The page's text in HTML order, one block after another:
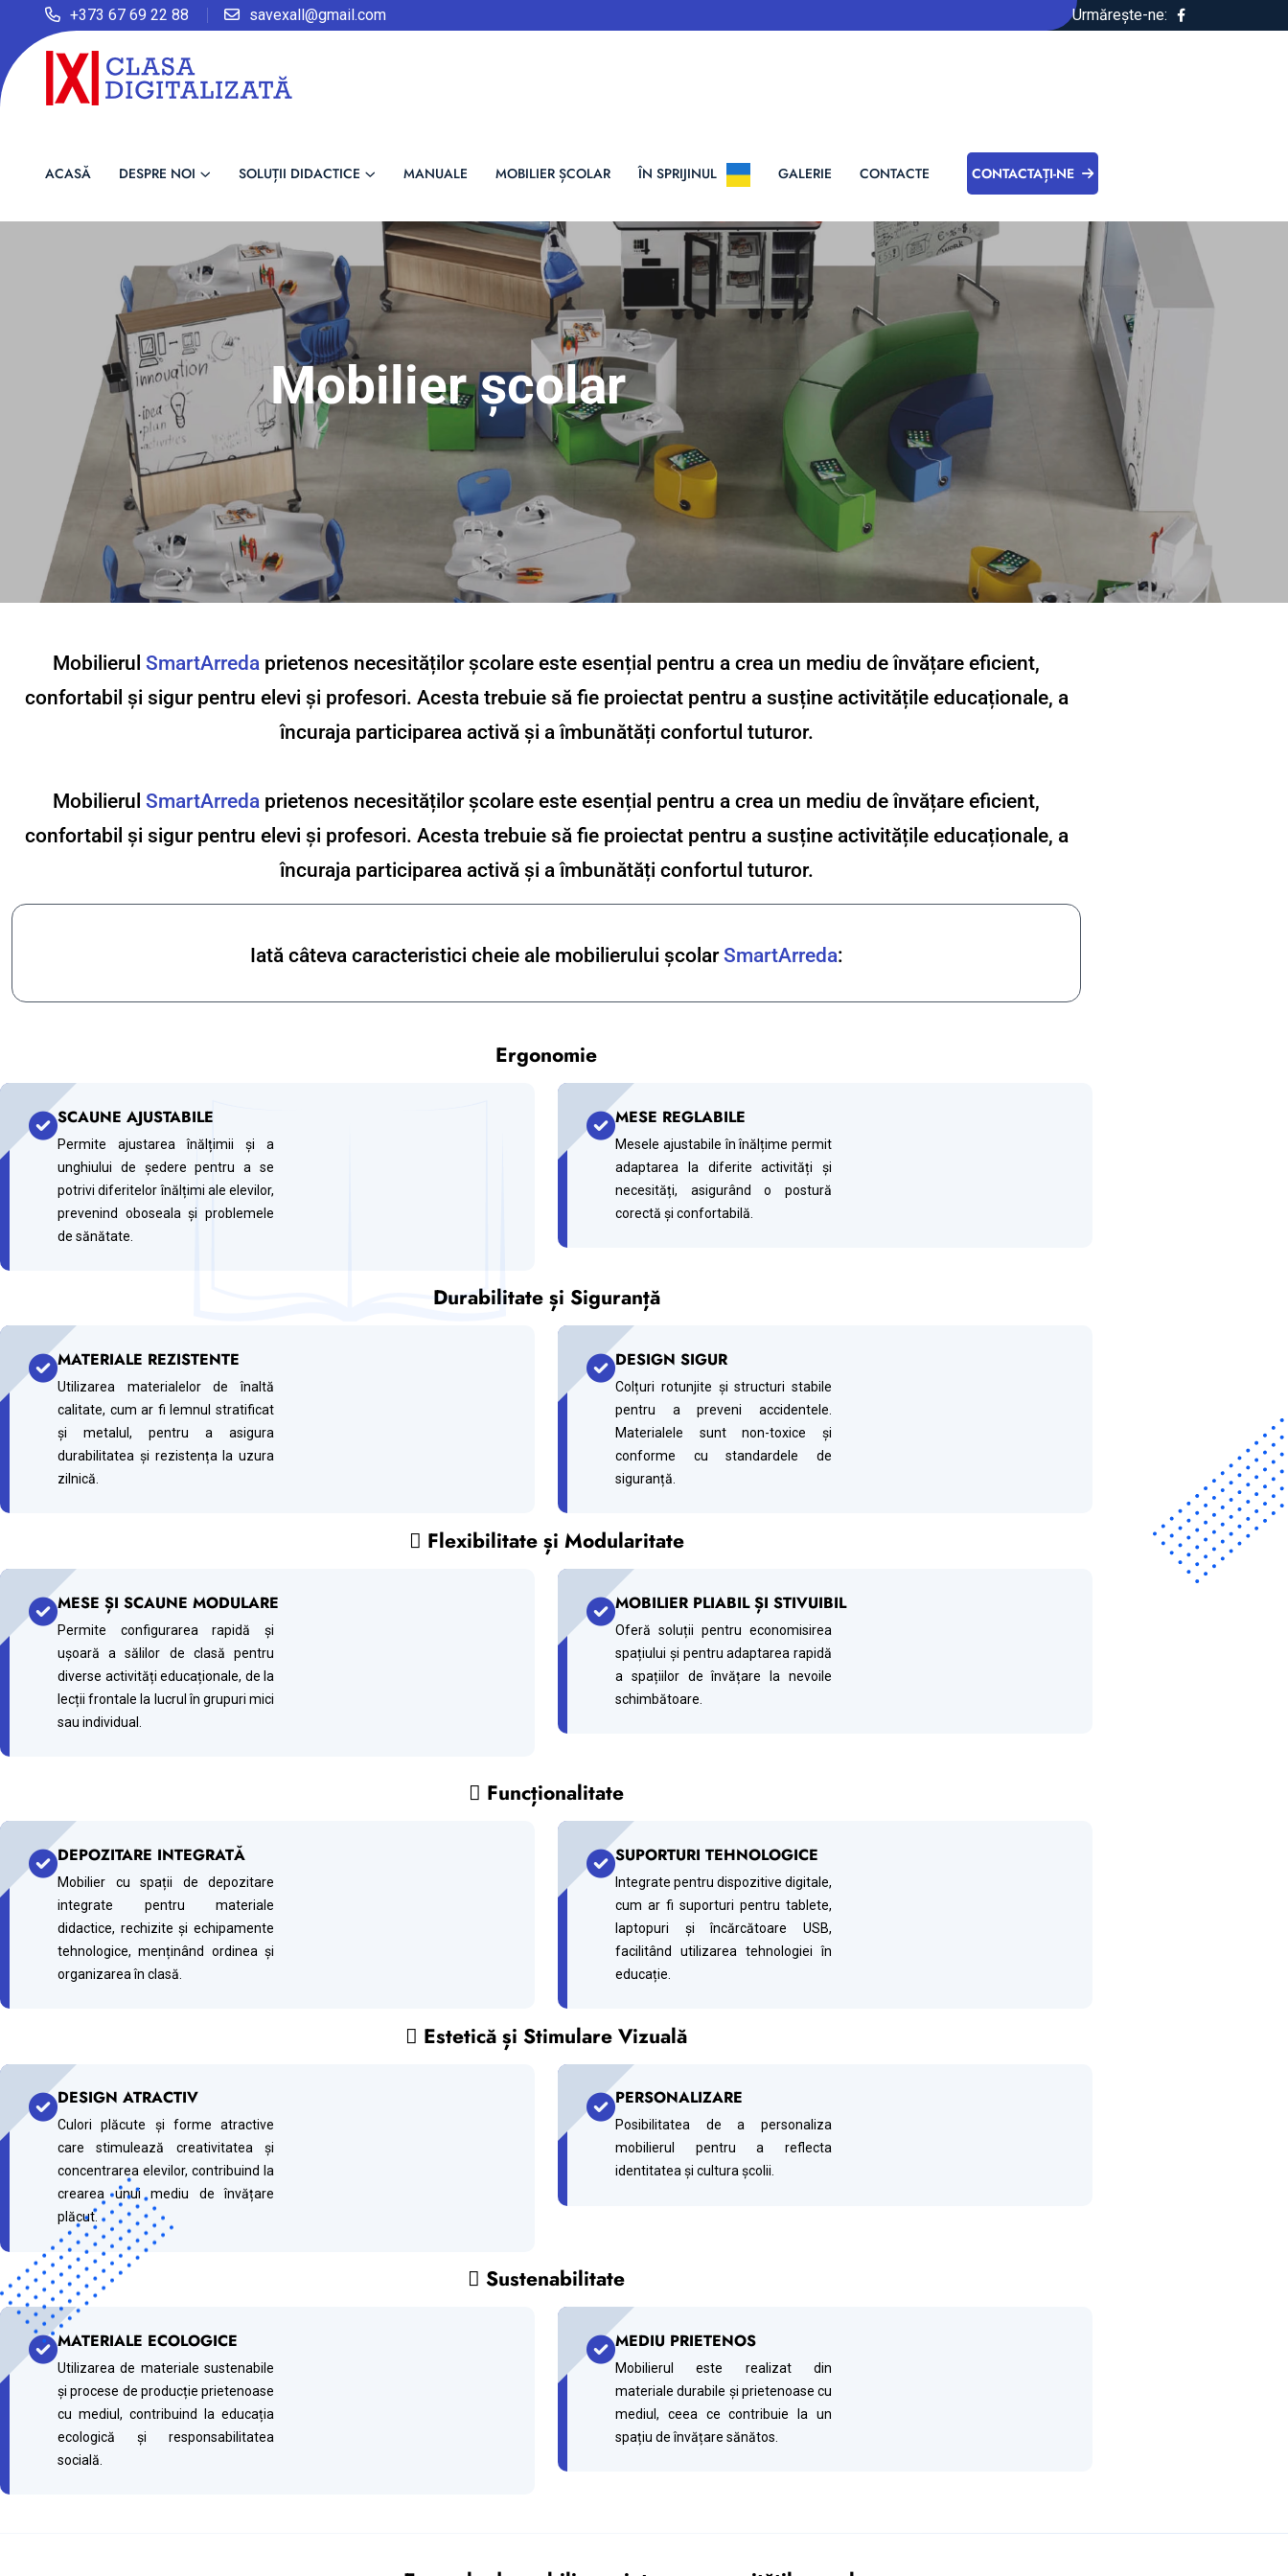
+373 67 69 22 88 savexall@gmail.com Urmărește-ne:
ACASĂ DESPRE NOI SOLUȚII DIDACTICE MANUALE MOBILIER ȘCOLAR ÎN SPRIJINUL GALERIE CONTACTE CONTACTAȚI-NE
Mobilier școlar
Mobilierul SmartArreda prietenos necesităților școlare este esențial pentru a crea un mediu de învățare eficient,
confortabil și sigur pentru elevi și profesori. Acesta trebuie să fie proiectat pentru a susține activitățile educaționale, a
încuraja participarea activă și a îmbunătăți confortul tuturor.
Mobilierul SmartArreda prietenos necesităților școlare este esențial pentru a crea un mediu de învățare eficient,
confortabil și sigur pentru elevi și profesori. Acesta trebuie să fie proiectat pentru a susține activitățile educaționale, a
încuraja participarea activă și a îmbunătăți confortul tuturor.
Iată câteva caracteristici cheie ale mobilierului școlarSmartArreda:
Ergonomie
SCAUNE AJUSTABILE
Permite ajustarea înălțimii și a
unghiului de ședere pentru a se
potrivi diferitelor înălțimi ale elevilor,
prevenind oboseala și problemele
de sănătate.
MESE REGLABILE
Mesele ajustabile în înălțime permit
adaptarea la diferite activități și
necesități, asigurând o postură
corectă și confortabilă.
Durabilitate și Siguranță
MATERIALE REZISTENTE
Utilizarea materialelor de înaltă
calitate, cum ar fi lemnul stratificat
și metalul, pentru a asigura
durabilitatea și rezistența la uzura
zilnică.
DESIGN SIGUR
Colțuri rotunjite și structuri stabile
pentru a preveni accidentele.
Materialele sunt non-toxice și
conforme cu standardele de
siguranță.
 Flexibilitate și Modularitate
MESE ȘI SCAUNE MODULARE
Permite configurarea rapidă și
ușoară a sălilor de clasă pentru
diverse activități educaționale, de la
lecții frontale la lucrul în grupuri mici
sau individual.
MOBILIER PLIABIL ȘI STIVUIBIL
Oferă soluții pentru economisirea
spațiului și pentru adaptarea rapidă
a spațiilor de învățare la nevoile
schimbătoare.
 Funcționalitate
DEPOZITARE INTEGRATĂ
Mobilier cu spații de depozitare
integrate pentru materiale
didactice, rechizite și echipamente
tehnologice, menținând ordinea și
organizarea în clasă.
SUPORTURI TEHNOLOGICE
Integrate pentru dispozitive digitale,
cum ar fi suporturi pentru tablete,
laptopuri și încărcătoare USB,
facilitând utilizarea tehnologiei în
educație.
 Estetică și Stimulare Vizuală
DESIGN ATRACTIV
Culori plăcute și forme atractive
care stimulează creativitatea și
concentrarea elevilor, contribuind la
crearea unui mediu de învățare
plăcut.
PERSONALIZARE
Posibilitatea de a personaliza
mobilierul pentru a reflecta
identitatea și cultura școlii.
 Sustenabilitate
MATERIALE ECOLOGICE
Utilizarea de materiale sustenabile
și procese de producție prietenoase
cu mediul, contribuind la educația
ecologică și responsabilitatea
socială.
MEDIU PRIETENOS
Mobilierul este realizat din
materiale durabile și prietenoase cu
mediul, ceea ce contribuie la un
spațiu de învățare sănătos.